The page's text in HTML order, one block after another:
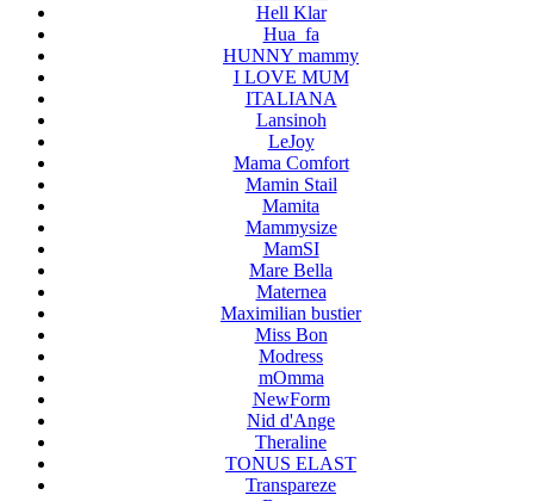
Hell Klar
Hua_fa
HUNNY mammy
I LOVE MUM
ITALIANA
Lansinoh
LeJoy
Mama Comfort
Mamin Stail
Mamita
Mammysize
MamSI
Mare Bella
Maternea
Maximilian bustier
Miss Bon
Modress
mOmma
NewForm
Nid d'Ange
Theraline
TONUS ELAST
Transpareze